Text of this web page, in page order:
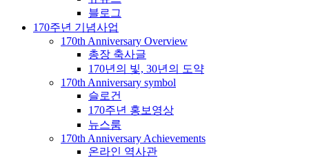
블로그
170주년 기념사업
170th Anniversary Overview
총장 축사글
170년의 빛, 30년의 도약
170th Anniversary symbol
슬로건
170주년 홍보영상
뉴스룸
170th Anniversary Achievements
온라인 역사관